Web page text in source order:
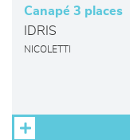
Canapé 3 places
IDRIS
NICOLETTI